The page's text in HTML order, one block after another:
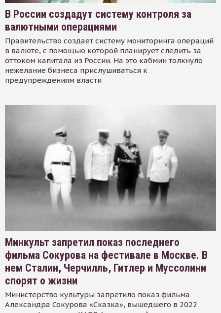
В России создадут систему контроля за
валютными операциями
Правительство создает систему мониторинга операций
в валюте, с помощью которой планирует следить за
оттоком капитала из России. На это кабмин толкнуло
нежелание бизнеса прислушиваться к
предупреждениям власти
Минкульт запретил показ последнего
фильма Сокурова на фестивале в Москве. В
нем Сталин, Черчилль, Гитлер и Муссолини
спорят о жизни
Министерство культуры запретило показ фильма
Александра Сокурова «Сказка», вышедшего в 2022